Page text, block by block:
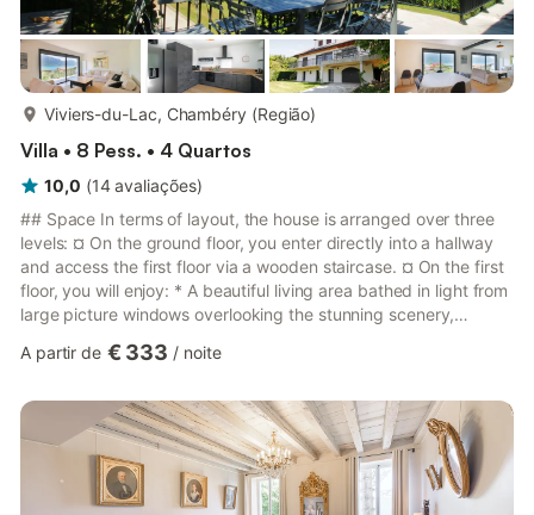
Viviers-du-Lac, Chambéry (Região)
Villa • 8 Pess. • 4 Quartos
10,0 (14 avaliações)
## Space In terms of layout, the house is arranged over three
levels: ¤ On the ground floor, you enter directly into a hallway
and access the first floor via a wooden staircase. ¤ On the first
floor, you will enjoy: * A beautiful living area bathed in light from
large picture windows overlooking the stunning scenery,
equipped with all necessary appliances (oven and microwave,
coffee maker, toaster, kettle, crockery, and utensils) => a dining
area with a large table and c...
A partir de € 333 / noite